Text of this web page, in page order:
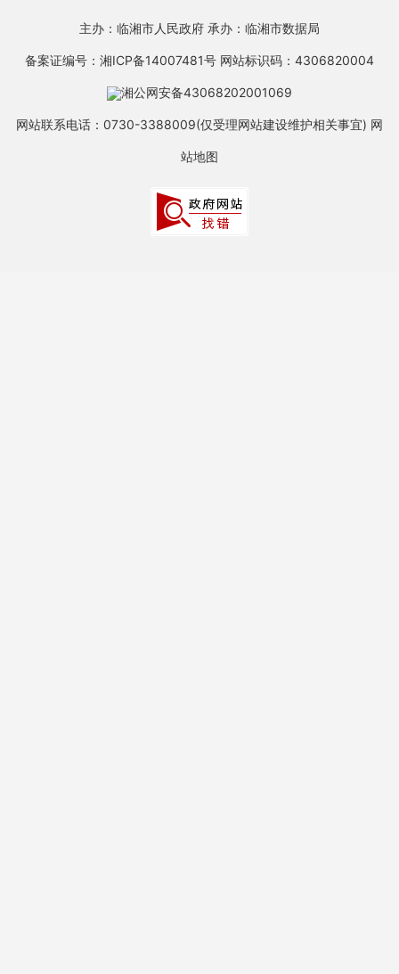
主办：临湘市人民政府 承办：临湘市数据局
备案证编号：湘ICP备14007481号 网站标识码：4306820004
湘公网安备43068202001069
网站联系电话：0730-3388009(仅受理网站建设维护相关事宜) 网
站地图